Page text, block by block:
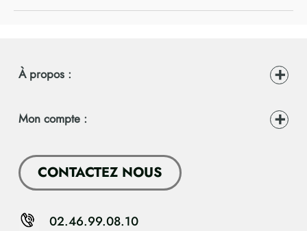
À propos :
Mon compte :
CONTACTEZ NOUS
02.46.99.08.10